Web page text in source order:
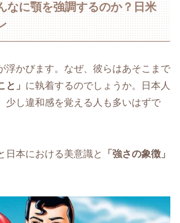
なに顎を強調するのか？日米
浮かびます。なぜ、彼らはあそこまで
と」 に執着するのでしょうか。日本人
少し違和感を覚える人も多いはずで
日本における美意識と
「強さの象徴」